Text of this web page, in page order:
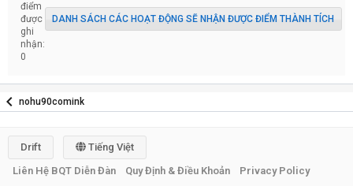
điểm
được
ghi
nhận:
0
DANH SÁCH CÁC HOẠT ĐỘNG SẼ NHẬN ĐƯỢC ĐIỂM THÀNH TÍCH
nohu90comink
Drift
Tiếng Việt
Liên Hệ BQT Diễn Đàn
Quy Định & Điều Khoản
Privacy Policy